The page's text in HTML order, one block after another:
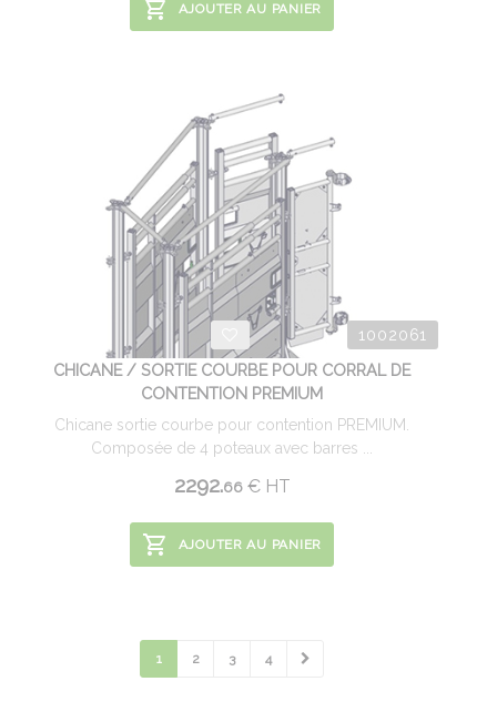
AJOUTER AU PANIER
1002061
CHICANE / SORTIE COURBE POUR CORRAL DE
CONTENTION PREMIUM
Chicane sortie courbe pour contention PREMIUM.
Composée de 4 poteaux avec barres ...
2292.66 €HT
AJOUTER AU PANIER
1 2 3 4